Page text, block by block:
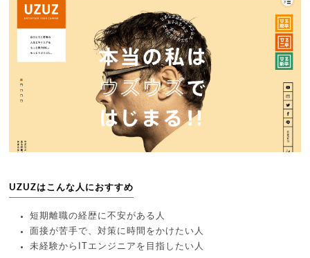
UZUZはこんな人におすすめ
短期離職の経歴に不安がある人
面接が苦手で、対策に時間をかけたい人
未経験からITエンジニアを目指したい人